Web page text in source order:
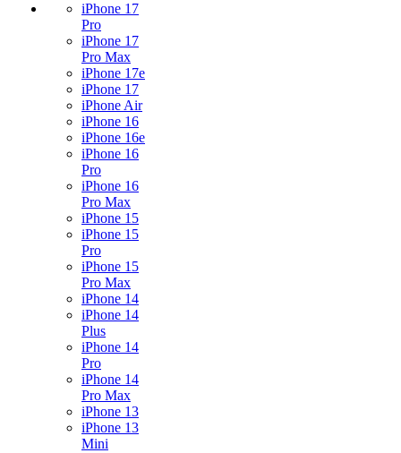
iPhone 17
Pro
iPhone 17
Pro Max
iPhone 17e
iPhone 17
iPhone Air
iPhone 16
iPhone 16e
iPhone 16
Pro
iPhone 16
Pro Max
iPhone 15
iPhone 15
Pro
iPhone 15
Pro Max
iPhone 14
iPhone 14
Plus
iPhone 14
Pro
iPhone 14
Pro Max
iPhone 13
iPhone 13
Mini